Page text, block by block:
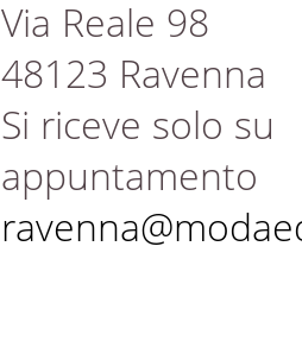
Via Reale 98
48123 Ravenna
Si riceve solo su
appuntamento